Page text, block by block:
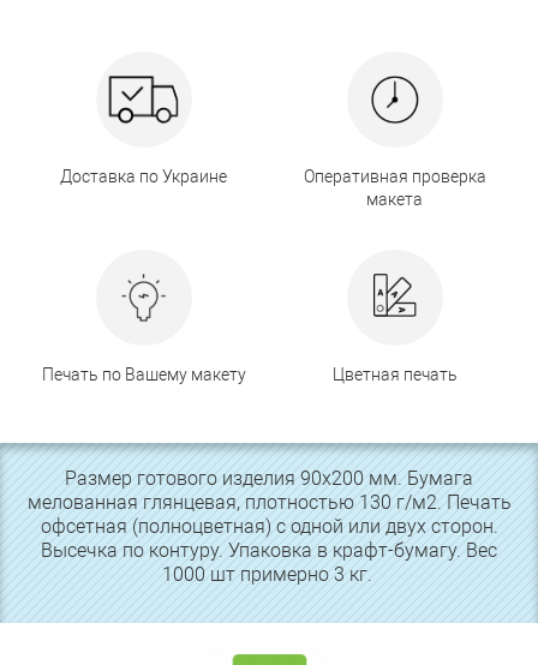
Доставка по Украине
Оперативная проверка
макета
Печать по Вашему макету Цветная печать
Размер готового изделия 90х200 мм. Бумага
мелованная глянцевая, плотностью 130 г/м2. Печать
офсетная (полноцветная) с одной или двух сторон.
Высечка по контуру. Упаковка в крафт-бумагу. Вес
1000 шт примерно 3 кг.